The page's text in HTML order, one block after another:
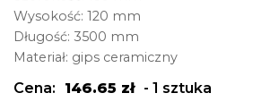
Wysokość: 120 mm
Długość: 3500 mm
Materiał: gips ceramiczny
Cena: 146.65 zł - 1 sztuka